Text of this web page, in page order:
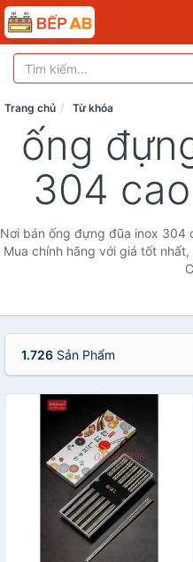
Trang chủ Từ khóa
ống
304
Nơi bán ống đựng đũa inox 304
Mua chính hãng với giá tốt
1.726 Sản Phẩm